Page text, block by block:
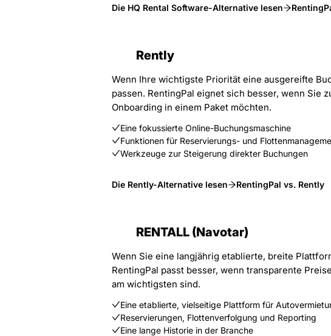
Die HQ Rental Software-Alternative lesen
Rently
Wenn Ihre wichtigste Priorität eine ausgereifte
passen. RentingPal eignet sich besser, wenn Sie
Onboarding in einem Paket möchten.
Eine fokussierte Online-Buchungsmaschine
Funktionen für Reservierungs- und
Werkzeuge zur Steigerung direkter Buchungen
Die Rently-Alternative lesen RentingPal vs. Rently
RENTALL (Navotar)
Wenn Sie eine langjährig etablierte, breite
RentingPal passt besser, wenn transparente
am wichtigsten sind.
Eine etablierte, vielseitige Plattform für
Reservierungen, Flottenverfolgung und Reporting
Eine lange Historie in der Branche